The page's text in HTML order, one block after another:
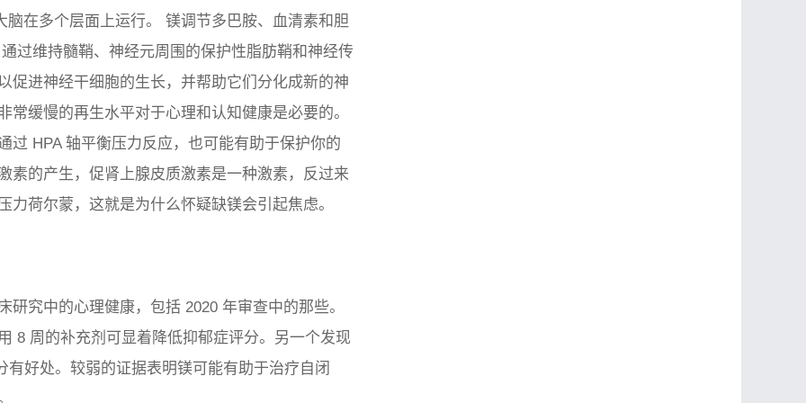
在多个层面上运行。 镁调节多巴胺、血清素和胆
过维持髓鞘、神经元周围的保护性脂肪鞘和神经传
促进神经干细胞的生长，并帮助它们分化成新的神
缓慢的再生水平对于心理和认知健康是必要的。
过 HPA 轴平衡压力反应，也可能有助于保护你的
素的产生，促肾上腺皮质激素是一种激素，反过来
荷尔蒙，这就是为什么怀疑缺镁会引起焦虑。
究中的心理健康，包括 2020 年审查中的那些。
8 周的补充剂可显着降低抑郁症评分。另一个发现
好处。较弱的证据表明镁可能有助于治疗自闭